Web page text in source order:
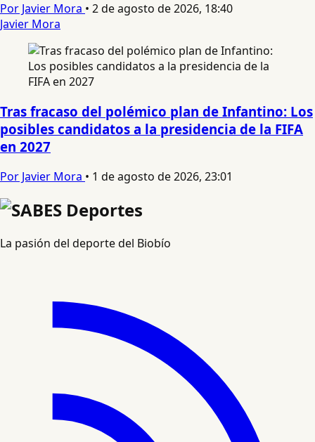
Por Javier Mora • 2 de agosto de 2026, 18:40
Javier Mora
Tras fracaso del polémico plan de Infantino: Los
posibles candidatos a la presidencia de la FIFA
en 2027
Por Javier Mora • 1 de agosto de 2026, 23:01
La pasión del deporte del Biobío